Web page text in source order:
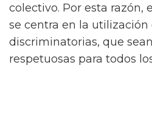
colectivo. Por esta razón,
se centra en la utilización
discriminatorias, que
respetuosas para todos